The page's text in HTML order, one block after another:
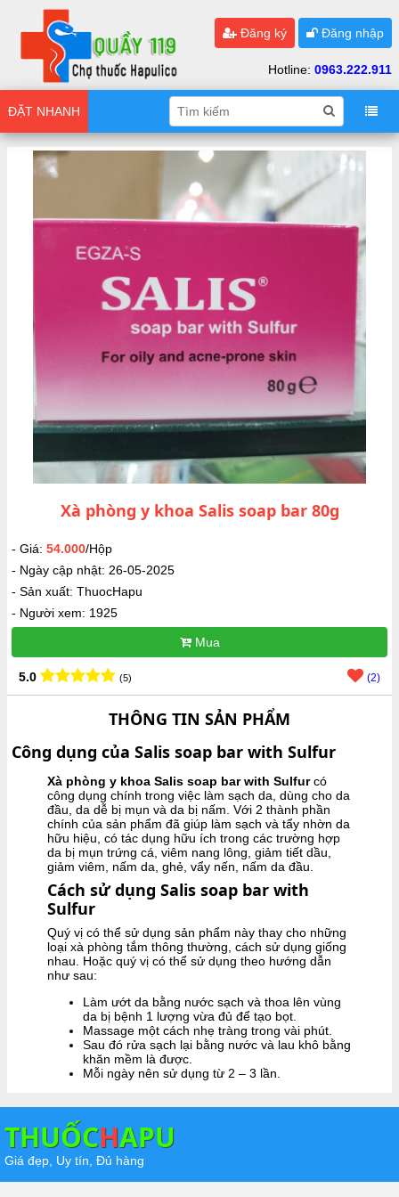
Đăng ký Đăng nhập
Hotline: 0963.222.911
ĐẶT NHANH
Xà phòng y khoa Salis soap bar 80g
- Giá: 54.000/Hộp
- Ngày cập nhật: 26-05-2025
- Sản xuất: ThuocHapu
- Người xem: 1925
Mua
5.0 (5) (2)
THÔNG TIN SẢN PHẨM
Công dụng của Salis soap bar with Sulfur
Xà phòng y khoa Salis soap bar with Sulfurcó
công dụng chính trong việc làm sạch da, dùng cho da
đầu, da dễ bị mụn và da bị nấm. Với 2 thành phần
chính của sản phẩm đã giúp làm sạch và tẩy nhờn da
hữu hiệu, có tác dụng hữu ích trong các trường hợp
da bị mụn trứng cá, viêm nang lông, giảm tiết dầu,
giảm viêm, nấm da, ghẻ, vẩy nến, nấm da đầu.
Cách sử dụng Salis soap bar with
Sulfur
Quý vị có thể sử dụng sản phẩm này thay cho những
loại xà phòng tắm thông thường, cách sử dụng giống
nhau. Hoặc quý vị có thể sử dụng theo hướng dẫn
như sau:
Làm ướt da bằng nước sạch và thoa lên vùng
da bị bệnh 1 lượng vừa đủ để tạo bọt.
Massage một cách nhẹ tràng trong vài phút.
Sau đó rửa sạch lại bằng nước và lau khô bằng
khăn mềm là được.
Mỗi ngày nên sử dụng từ 2 – 3 lần.
THUỐCHAPU
Giá đẹp, Uy tín, Đủ hàng